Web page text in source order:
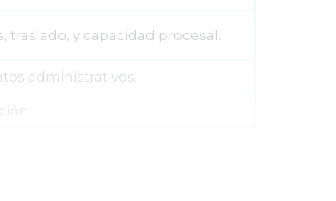
y capacidad procesal.
administrativos.